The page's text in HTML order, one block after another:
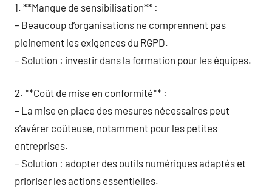
1. **Manque de sensibilisation** :
– Beaucoup d’organisations ne comprennent pas
pleinement les exigences du RGPD.
– Solution : investir dans la formation pour les équipes.
2. **Coût de mise en conformité** :
– La mise en place des mesures nécessaires peut
s’avérer coûteuse, notamment pour les petites
entreprises.
– Solution : adopter des outils numériques adaptés et
prioriser les actions essentielles.